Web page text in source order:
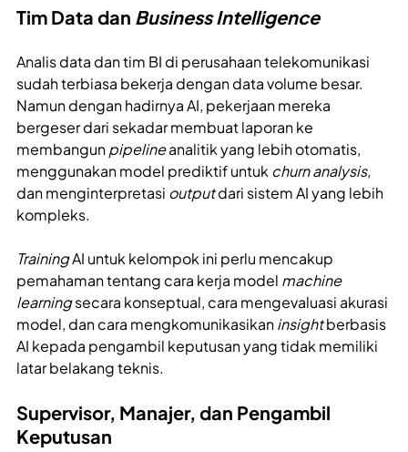
Tim Data dan Business Intelligence
Analis data dan tim BI di perusahaan telekomunikasi
sudah terbiasa bekerja dengan data volume besar.
Namun dengan hadirnya AI, pekerjaan mereka
bergeser dari sekadar membuat laporan ke
membangunpipelineanalitik yang lebih otomatis,
menggunakan model prediktif untukchurn analysis,
dan menginterpretasi outputdari sistem AI yang lebih
kompleks.
TrainingAI untuk kelompok ini perlu mencakup
pemahaman tentang cara kerja model machine
learningsecara konseptual, cara mengevaluasi akurasi
model, dan cara mengkomunikasikaninsightberbasis
AI kepada pengambil keputusan yang tidak memiliki
latar belakang teknis.
Supervisor, Manajer, dan Pengambil
Keputusan